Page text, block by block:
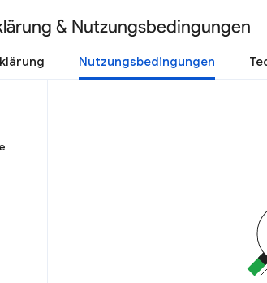
& Nutzungsbedingungen
Nutzungsbedingungen